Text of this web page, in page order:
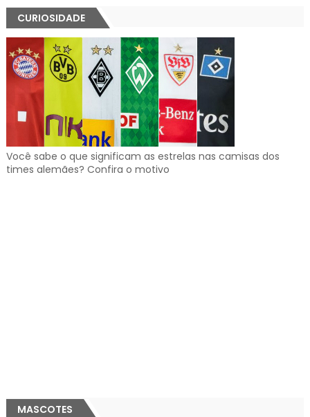
CURIOSIDADE
Você sabe o que significam as estrelas nas camisas dos
times alemães? Confira o motivo
MASCOTES